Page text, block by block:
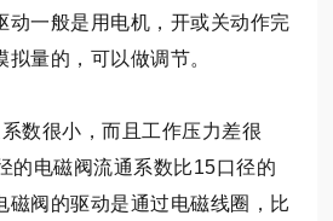
动一般是用电机，开或关动作完
量的，可以做调节。
数很小，而且工作压力差很
的电磁阀流通系数比15口径的
磁阀的驱动是通过电磁线圈，比